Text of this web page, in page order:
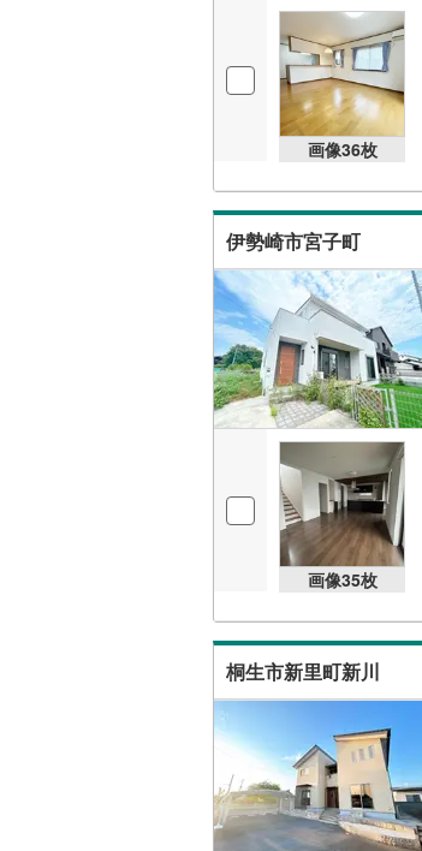
画像36枚
伊勢崎市宮子町
画像35枚
桐生市新里町新川